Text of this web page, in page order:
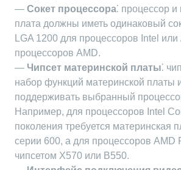
— Сокет процессора⁚ процессор
плата должны иметь одинаковый
LGA 1200 для процессоров Intel или
процессоров AMD.
— Чипсет материнской платы⁚
набор функций материнской платы
поддерживать выбранный
Например, для процессоров Intel
поколения требуется материнская
серии 600, а для процессоров AMD
чипсетом X570 или B550.